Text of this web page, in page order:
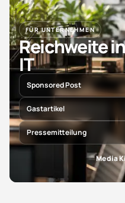
FÜR UNTERNEHMEN
Reichweite
IT
Sponsored Post
Gastartikel
Pressemitteilung
Media